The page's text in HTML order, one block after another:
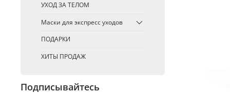
УХОД ЗА ТЕЛОМ
Маски для экспресс уходов
ПОДАРКИ
ХИТЫ ПРОДАЖ
Подписывайтесь